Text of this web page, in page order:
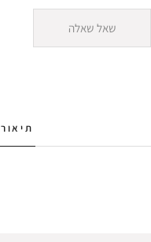
שאל שאלה
תיאור